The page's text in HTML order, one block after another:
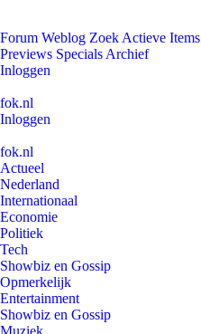
Forum Weblog Zoek Actieve Items
Previews Specials Archief
Inloggen
fok.nl
Inloggen
fok.nl
Actueel
Nederland
Internationaal
Economie
Politiek
Tech
Showbiz en Gossip
Opmerkelijk
Entertainment
Showbiz en Gossip
Muziek